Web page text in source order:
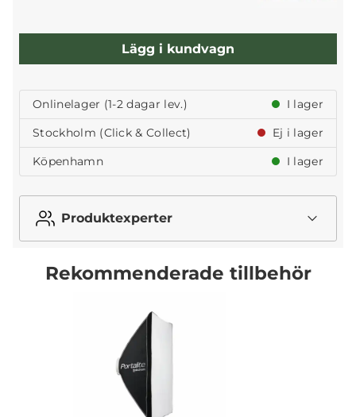
Lägg i kundvagn
Onlinelager (1-2 dagar lev.)
I lager
Stockholm (Click & Collect)
Ej i lager
Köpenhamn
I lager
Produktexperter
Rekommenderade tillbehör